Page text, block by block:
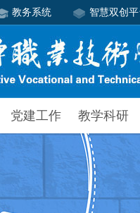
教务系统 智慧双创
党建工作 教学科研